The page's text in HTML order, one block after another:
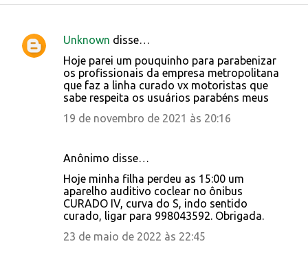
C
Unknown disse…
Hoje parei um pouquinho para parabenizar
os profissionais da empresa metropolitana
que faz a linha curado vx motoristas que
sabe respeita os usuários parabéns meus
19 de novembro de 2021 às 20:16
Anônimo disse…
Hoje minha filha perdeu as 15:00 um
aparelho auditivo coclear no ônibus
CURADO IV, curva do S, indo sentido
curado, ligar para 998043592. Obrigada.
23 de maio de 2022 às 22:45